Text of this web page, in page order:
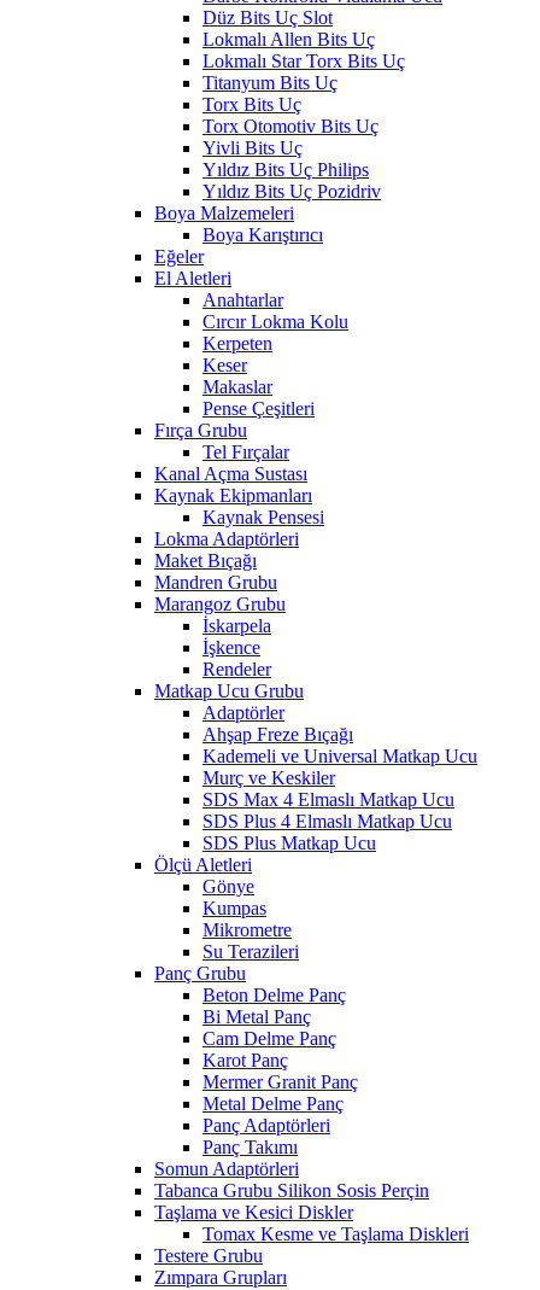
Düz Bits Uç Slot
Lokmalı Allen Bits Uç
Lokmalı Star Torx Bits Uç
Titanyum Bits Uç
Torx Bits Uç
Torx Otomotiv Bits Uç
Yivli Bits Uç
Yıldız Bits Uç Philips
Yıldız Bits Uç Pozidriv
Boya Malzemeleri
Boya Karıştırıcı
Eğeler
El Aletleri
Anahtarlar
Cırcır Lokma Kolu
Kerpeten
Keser
Makaslar
Pense Çeşitleri
Fırça Grubu
Tel Fırçalar
Kanal Açma Sustası
Kaynak Ekipmanları
Kaynak Pensesi
Lokma Adaptörleri
Maket Bıçağı
Mandren Grubu
Marangoz Grubu
İskarpela
İşkence
Rendeler
Matkap Ucu Grubu
Adaptörler
Ahşap Freze Bıçağı
Kademeli ve Universal Matkap Ucu
Murç ve Keskiler
SDS Max 4 Elmaslı Matkap Ucu
SDS Plus 4 Elmaslı Matkap Ucu
SDS Plus Matkap Ucu
Ölçü Aletleri
Gönye
Kumpas
Mikrometre
Su Terazileri
Panç Grubu
Beton Delme Panç
Bi Metal Panç
Cam Delme Panç
Karot Panç
Mermer Granit Panç
Metal Delme Panç
Panç Adaptörleri
Panç Takımı
Somun Adaptörleri
Tabanca Grubu Silikon Sosis Perçin
Taşlama ve Kesici Diskler
Tomax Kesme ve Taşlama Diskleri
Testere Grubu
Zımpara Grupları